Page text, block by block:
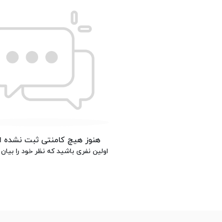
هنوز هیچ کامنتی ثبت
اولین نفری باشید که نظر خود را